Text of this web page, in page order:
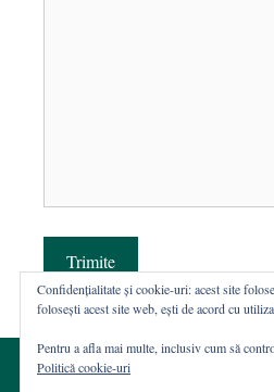
Trimite
Confidențialitate și cookie-uri: acest site
folosești acest site web, ești de acord cu
Pentru a afla mai multe, inclusiv cum să
Politică cookie-uri